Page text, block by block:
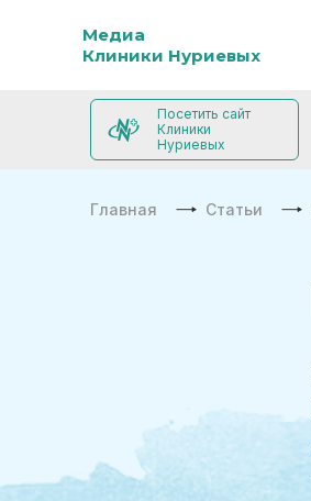
Медиа
Клиники Нуриевых
Посетить сайт
Клиники
Нуриевых
Главная Статьи